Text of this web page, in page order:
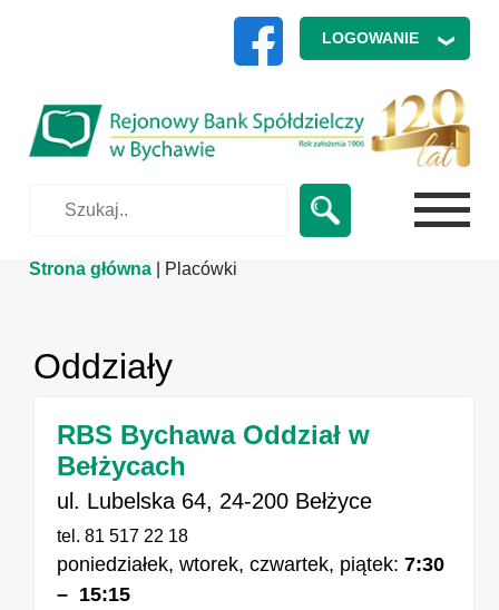
LOGOWANIE
Strona główna Placówki
Oddziały
RBS Bychawa Oddział w
Bełżycach
ul. Lubelska 64, 24-200 Bełżyce
tel. 81 517 22 18
poniedziałek, wtorek, czwartek, piątek: 7:30
– 15:15